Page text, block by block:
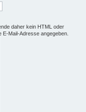
daher kein HTML oder
Mail-Adresse angegeben.